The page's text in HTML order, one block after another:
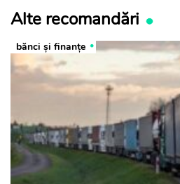
Alte recomandări
bănci şi finanţe